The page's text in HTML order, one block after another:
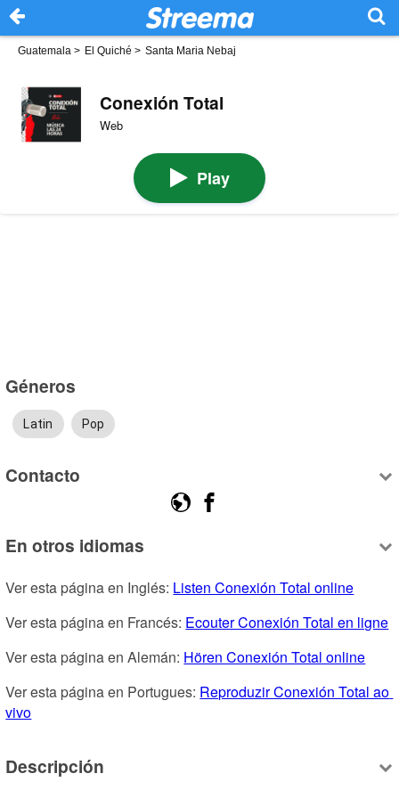
Guatemala > El Quiché > Santa Maria Nebaj
Conexión Total
Web
Play
Géneros
Latin Pop
Contacto
En otros idiomas
Ver esta página en Inglés: Listen Conexión Total online
Ver esta página en Francés: Ecouter Conexión Total en ligne
Ver esta página en Alemán: Hören Conexión Total online
Ver esta página en Portugues: Reproduzir Conexión Total ao
vivo
Descripción